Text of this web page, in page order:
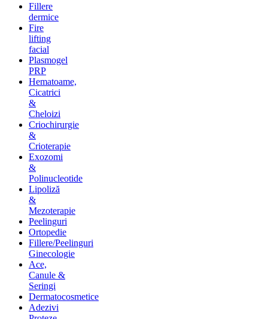
Fillere
dermice
Fire
lifting
facial
Plasmogel
PRP
Hematoame,
Cicatrici
&
Cheloizi
Criochirurgie
&
Crioterapie
Exozomi
&
Polinucleotide
Lipoliză
&
Mezoterapie
Peelinguri
Ortopedie
Fillere/Peelinguri
Ginecologie
Ace,
Canule &
Seringi
Dermatocosmetice
Adezivi